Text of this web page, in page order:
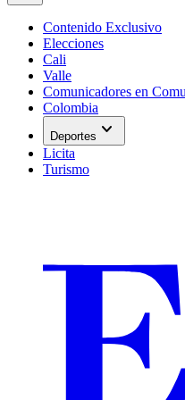
Contenido Exclusivo
Elecciones
Cali
Valle
Comunicadores en
Colombia
Deportes expand_more
Licita
Turismo